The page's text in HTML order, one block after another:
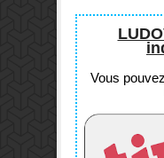
Vous